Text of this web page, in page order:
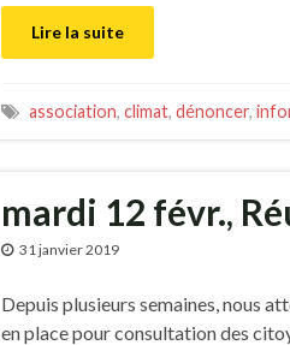
Lire la suite
association, climat, dénoncer,
mardi 12 févr.,
31 janvier 2019
Depuis plusieurs semaines, nous
en place pour consultation des